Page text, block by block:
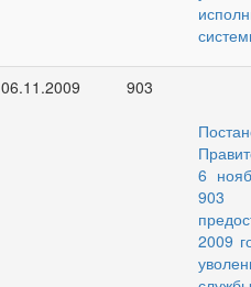
06.11.2009
903
6
2009